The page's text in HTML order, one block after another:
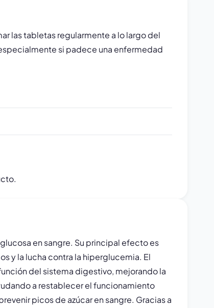
las tabletas regularmente a lo largo del
si padece una enfermedad
en sangre. Su principal efecto es
y la lucha contra la hiperglucemia. El
del sistema digestivo, mejorando la
a restablecer el funcionamiento
picos de azúcar en sangre. Gracias a